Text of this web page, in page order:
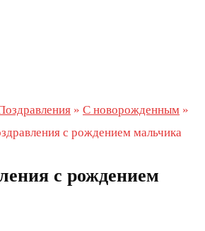
» С новорожденным »
с рождением мальчика
с рождением